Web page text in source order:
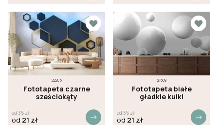
22205
Fototapeta czarne
sześciokąty
od35zł
od 21 zł
21609
Fototapeta białe
gładkie kulki
od35zł
od 21 zł